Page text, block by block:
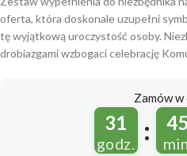
oferta, która doskonale uzupełni
tę wyjątkową uroczystość osoby.
drobiazgami wzbogaci celebrację
Zamów w
31
godz. : 45